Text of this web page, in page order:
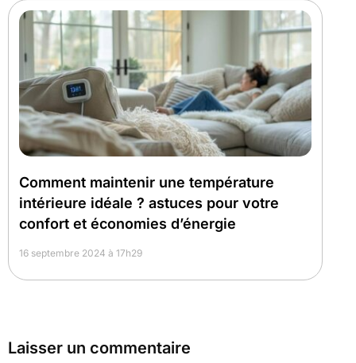
Comment maintenir une température
intérieure idéale ? astuces pour votre
confort et économies d’énergie
16 septembre 2024 à 17h29
Laisser un commentaire